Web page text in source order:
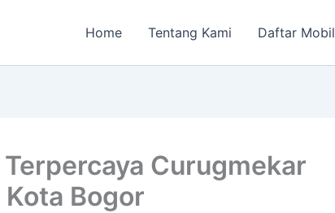
Home Tentang Kami Daftar Mobil
Curugmekar
Bogor